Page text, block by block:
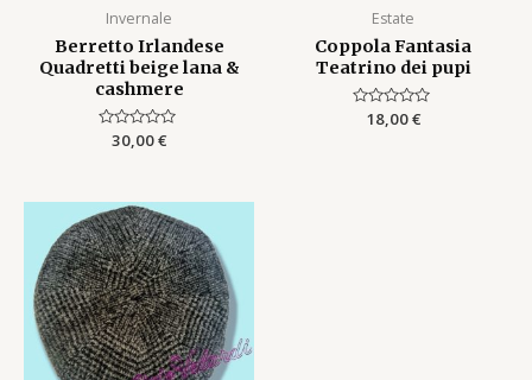
Invernale
Berretto Irlandese
Quadretti beige lana &
cashmere
Rated
30,00€
Estate
Coppola Fantasia
Teatrino dei pupi
Rated
18,00€